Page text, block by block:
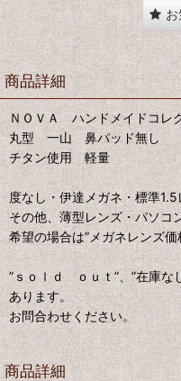
商品詳細
ＮＯＶＡ ハンドメイドコレ
丸型 一山 鼻パッド無し
チタン使用 軽量
度なし・伊達メガネ・標準
その他、薄型レンズ・パソコ
希望の場合は”メガネレンズ価
”ｓｏｌｄ ｏｕｔ”、”在庫
あります。
お問合わせください。
商品詳細